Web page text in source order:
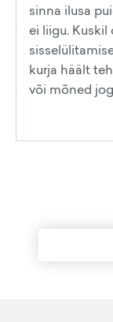
sinna ilusa
ei liigu. Kuskil
kurja häält
või mõned